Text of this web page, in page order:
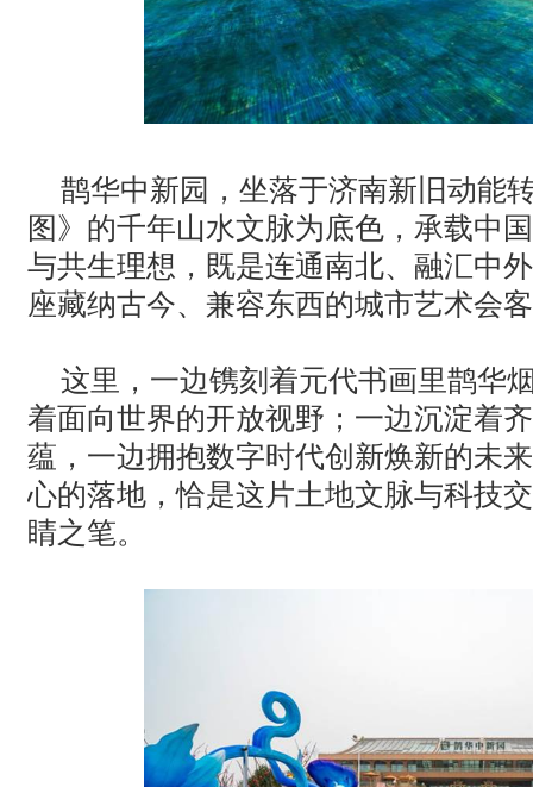
鹊华中新园，坐落于济南新旧动能
图》的千年山水文脉为底色，承载中
与共生理想，既是连通南北、融汇中
座藏纳古今、兼容东西的城市艺术会
这里，一边镌刻着元代书画里鹊华
着面向世界的开放视野；一边沉淀着
蕴，一边拥抱数字时代创新焕新的未
心的落地，恰是这片土地文脉与科技
睛之笔。